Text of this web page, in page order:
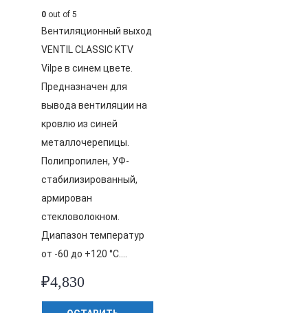
0 out of 5
Вентиляционный выход
VENTIL CLASSIC KTV
Vilpe в синем цвете.
Предназначен для
вывода вентиляции на
кровлю из синей
металлочерепицы.
Полипропилен, УФ-
стабилизированный,
армирован
стекловолокном.
Диапазон температур
от -60 до +120 °C….
₽4,830